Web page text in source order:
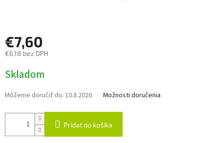
€7,60
€6,18 bez DPH
cena:
Skladom
Môžeme doručiť do: 10.8.2026 Možnosti doručenia
Pridať do košíka